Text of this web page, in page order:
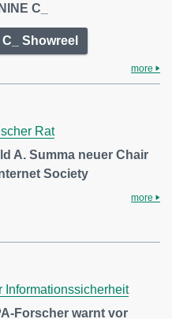
C_
Showreel
more
Rat
A. Summa neuer Chair
Society
more
Informationssicherheit
Forscher warnt vor